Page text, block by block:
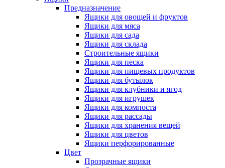
Предназначение
Ящики для овощей и фруктов
Ящики для мяса
Ящики для сада
Ящики для склада
Строительные ящики
Ящики для песка
Ящики для пищевых продуктов
Ящики для бутылок
Ящики для клубники и ягод
Ящики для игрушек
Ящики для компоста
Ящики для рассады
Ящики для хранения вещей
Ящики для цветов
Ящики перфорированные
Цвет
Прозрачные ящики